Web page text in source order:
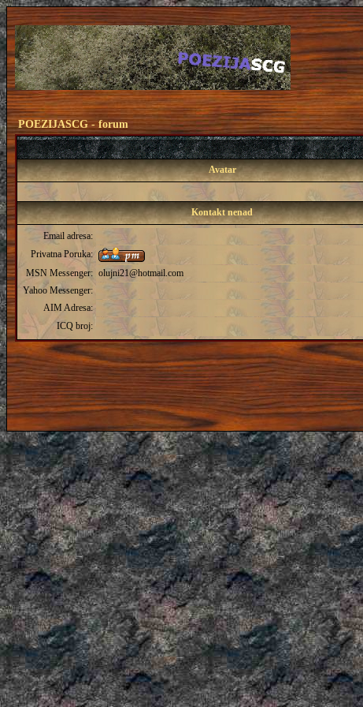
POEZIJASCG - forum
Avatar
Kontakt nenad
Email adresa:
Privatna Poruka:
MSN Messenger: olujni21@hotmail.com
Yahoo Messenger:
AIM Adresa:
ICQ broj: